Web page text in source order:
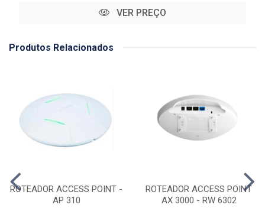
VER PREÇO
Produtos Relacionados
ROTEADOR ACCESS POINT -
AP 310
ROTEADOR ACCESS POINT
AX 3000 - RW 6302